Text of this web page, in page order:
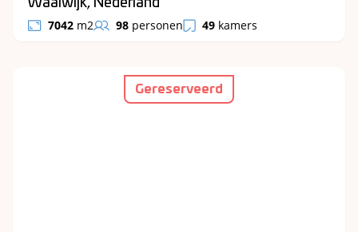
Waalwijk, Nederland
7042 m2 98 personen 49 kamers
Gereserveerd